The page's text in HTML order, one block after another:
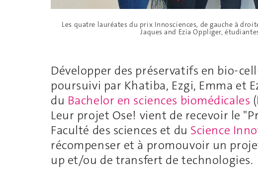
Les quatre lauréates du prix Innosciences, de gauche à
Jaques and Ezia Oppliger,
Développer des préservatifs en bio-
poursuivi par Khatiba, Ezgi, Emma et
du Bachelor en sciences biomédicales
Leur projet Ose! vient de recevoir le
Faculté des sciences et du Science
récompenser et à promouvoir un
up et/ou de transfert de technologies.